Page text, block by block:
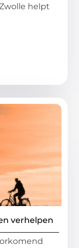
helpt
verhelpen